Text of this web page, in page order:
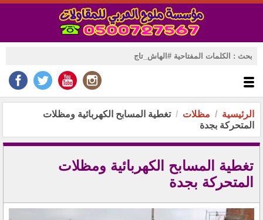
الرئيسية مظلات
تغطية المسابح الكهربائية ومظلات
المتحركة بجدة
تغطية المسابح الكهربائية ومظلات
المتحركة بجدة